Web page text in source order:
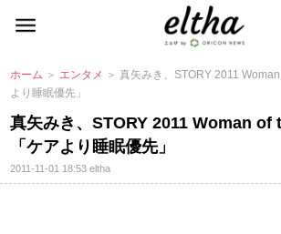
ホーム ＞ エンタメ ＞ 真矢みき、STORY 2011
より睡眠優先」
真矢みき、STORY 2011 Woman of
「ケアより睡眠優先」
2011-11-01 18:53eltha